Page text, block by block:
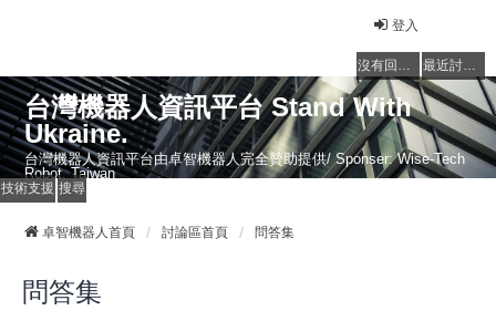
登入
沒有回覆的主題 最近討論的主題
台灣機器人資訊平台 Stand With
Ukraine.
台灣機器人資訊平台由卓智機器人完全贊助提供/ Sponser: Wise-Tech
Robot, Taiwan
技術支援 搜尋
卓智機器人首頁 討論區首頁 問答集
問答集